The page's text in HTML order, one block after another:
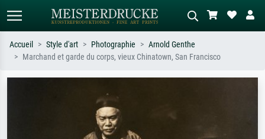
ex. Monet, Nuit étoilée,
impressionnisme, vague de Hokusai,
Accueil Style d'art Photographie
Arnold Genthe
Marchand et garde du corps, vieux Chinatown, San Francisco